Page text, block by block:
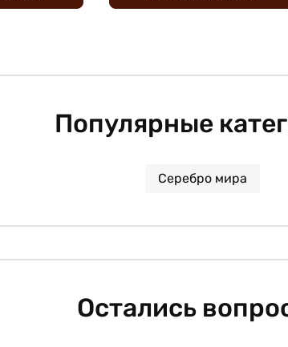
Популярные
Серебро мира
Остались